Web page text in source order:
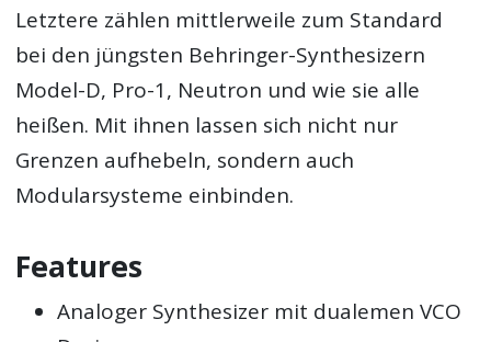
Letztere zählen mittlerweile zum Standard
bei den jüngsten Behringer-Synthesizern
Model-D, Pro-1, Neutron und wie sie alle
heißen. Mit ihnen lassen sich nicht nur
Grenzen aufhebeln, sondern auch
Modularsysteme einbinden.
Features
Analoger Synthesizer mit dualemen VCO